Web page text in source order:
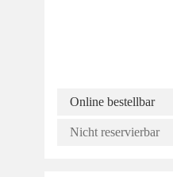
Online bestellbar
Nicht reservierbar